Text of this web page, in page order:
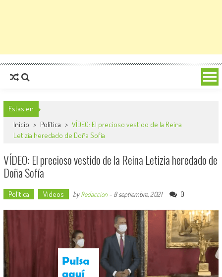
Estas en
Inicio > Política > VÍDEO: El precioso vestido de la Reina
Letizia heredado de Doña Sofía
VÍDEO: El precioso vestido de la Reina Letizia heredado de
Doña Sofía
Política Videos byRedaccion- 8 septiembre, 2021 0